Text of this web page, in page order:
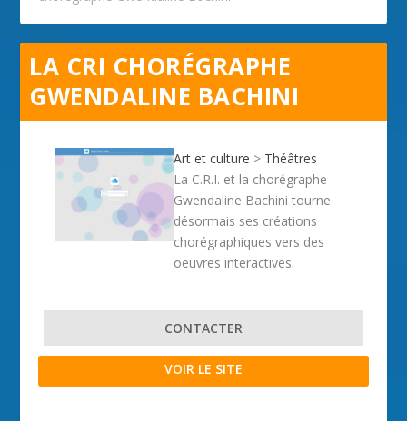
LA CRI CHORÉGRAPHE
GWENDALINE BACHINI
Art et culture > Théâtres
La C.R.I. et la chorégraphe
Gwendaline Bachini tourne
désormais ses créations
chorégraphiques vers des
oeuvres interactives.
CONTACTER
VOIR LE SITE